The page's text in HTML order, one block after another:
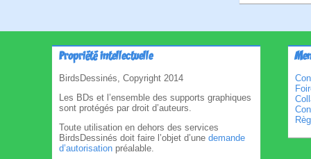
Propriété intellectuelle
BirdsDessinés, Copyright 2014
Les BDs et l’ensemble des supports graphiques
sont protégés par droit d’auteurs.
Toute utilisation en dehors des services
BirdsDessinés doit faire l’objet d’une demande
d’autorisation préalable.